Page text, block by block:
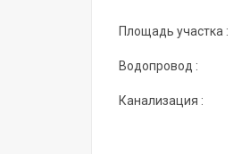
Площадь участка :
Водопровод :
Канализация :